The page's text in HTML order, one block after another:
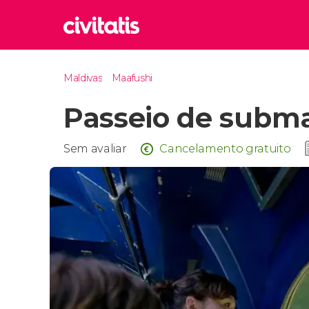
Reino
Reino
Praga
Maldivas Maafushi
Passeio de
Sem avaliar Cancelamento gratuito